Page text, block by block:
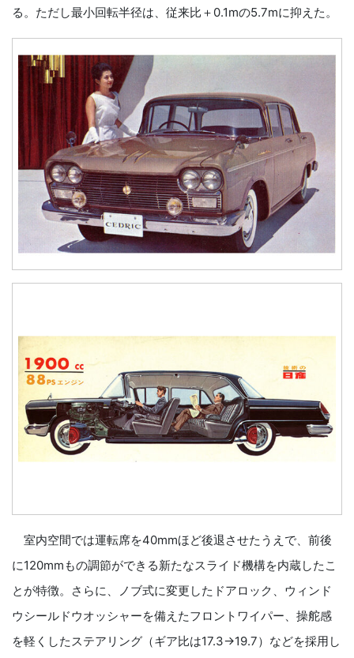
る。ただし最小回転半径は、従来比＋0.1mの5.7mに抑えた。
室内空間では運転席を40mmほど後退させたうえで、前後
に120mmもの調節ができる新たなスライド機構を内蔵したこ
とが特徴。さらに、ノブ式に変更したドアロック、ウィンド
ウシールドウオッシャーを備えたフロントワイパー、操舵感
を軽くしたステアリング（ギア比は17.3→19.7）などを採用し